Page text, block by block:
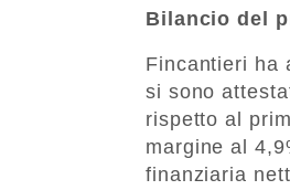
Bilancio del
Fincantieri ha
si sono
rispetto al
margine al
finanziaria